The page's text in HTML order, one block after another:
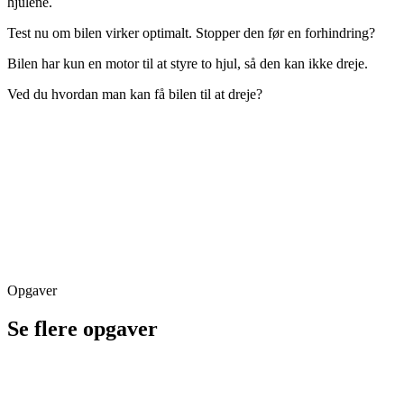
Test nu om bilen virker optimalt. Stopper den før en forhindring?
Bilen har kun en motor til at styre to hjul, så den kan ikke dreje.
Ved du hvordan man kan få bilen til at dreje?
Opgaver
Se flere opgaver